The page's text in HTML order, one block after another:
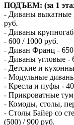
ПОДЪЕМ: (за 1
- Диваны выкатные
руб.
- Диваны
- 600 / 1000 руб.
- Диван Франц - 650
- Диваны угловые -
- Детские и
- Модульные
- Кресла и пуфы -
- Прикроватные
- Комоды, столы,
- Столы Байер со
(500) / 900 руб.